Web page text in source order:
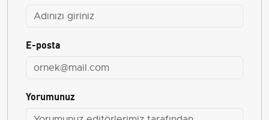
E-posta
Yorumunuz